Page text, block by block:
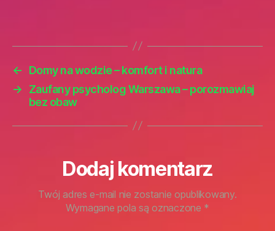
←
Domy na wodzie – komfort i natura
→
Zaufany psycholog Warszawa – porozmawiaj
bez obaw
Dodaj komentarz
Twój adres e-mail nie zostanie opublikowany.
Wymagane pola są oznaczone *